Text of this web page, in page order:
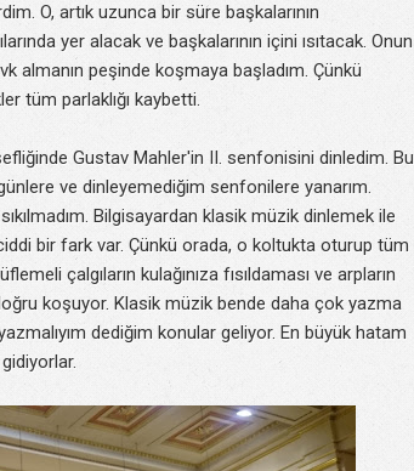
O, artık uzunca bir süre başkalarının
yer alacak ve başkalarının içini ısıtacak. Onun
almanın peşinde koşmaya başladım. Çünkü
tüm parlaklığı kaybetti.
Gustav Mahler'in II. senfonisini dinledim. Bu
ve dinleyemediğim senfonilere yanarım.
Bilgisayardan klasik müzik dinlemek ile
bir fark var. Çünkü orada, o koltukta oturup tüm
çalgıların kulağınıza fısıldaması ve arpların
koşuyor. Klasik müzik bende daha çok yazma
dediğim konular geliyor. En büyük hatam